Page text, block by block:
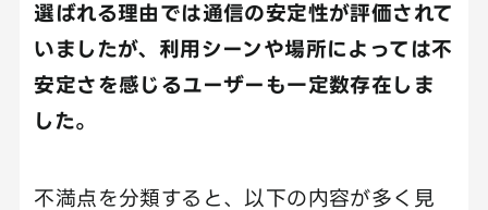
選ばれる理由では通信の安定性が評価されて
いましたが、利用シーンや場所によっては不
安定さを感じるユーザーも一定数存在しま
した。
不満点を分類すると、以下の内容が多く見